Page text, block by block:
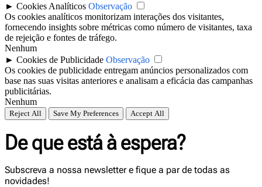
► Cookies Analíticos Observação
Os cookies analíticos monitorizam interações dos visitantes,
fornecendo insights sobre métricas como número de visitantes, taxa
de rejeição e fontes de tráfego.
Nenhum
► Cookies de Publicidade Observação
Os cookies de publicidade entregam anúncios personalizados com
base nas suas visitas anteriores e analisam a eficácia das campanhas
publicitárias.
Nenhum
Reject All Save My Preferences Accept All
De que está à espera?
Subscreva a nossa newsletter e fique a par de todas as
novidades!